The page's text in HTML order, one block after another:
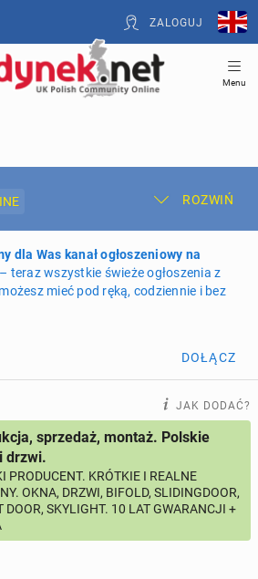
ZALOGUJ
Menu
ROZWIŃ
Moje ogłoszenia
i cennik ogłoszeń
ogłoszeń online
287 profili online
165ogłoszeń online
10ogłoszeń online
dla Was kanał ogłoszeniowy na
teraz wszystkie świeże ogłoszenia z
mieć pod ręką, codziennie i bez
DOŁĄCZ
JAK DODAĆ?
sprzedaż, montaż. Polskie
drzwi.
PRODUCENT. KRÓTKIE I REALNE
OKNA, DRZWI, BIFOLD, SLIDINGDOOR,
DOOR, SKYLIGHT. 10 LAT GWARANCJI +